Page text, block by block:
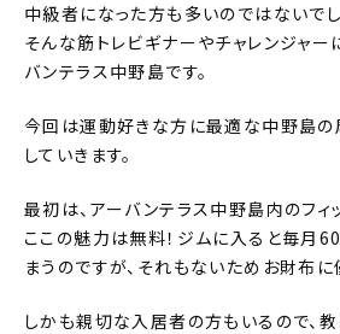
中級者になった方も多いのではないでし
そんな筋トレビギナーやチャレンジャ
バンテラス中野島です。
今回は運動好きな方に最適な中野島
していきます。
最初は、アーバンテラス中野島内のフィ
ここの魅力は無料！ジムに入ると毎月
まうのですが、それもないためお財布に
しかも親切な入居者の方もいるので、